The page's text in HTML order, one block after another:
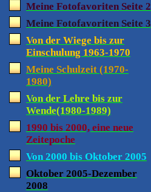
Meine Fotofavoriten Seite 2
Meine Fotofavoriten Seite 3
Von der Wiege bis zur
Einschulung 1963-1970
Meine Schulzeit (1970-
1980)
Von der Lehre bis zur
Wende(1980-1989)
1990 bis 2000, eine neue
Zeitepoche
Von 2000 bis Oktober 2005
Oktober 2005-Dezember
2008